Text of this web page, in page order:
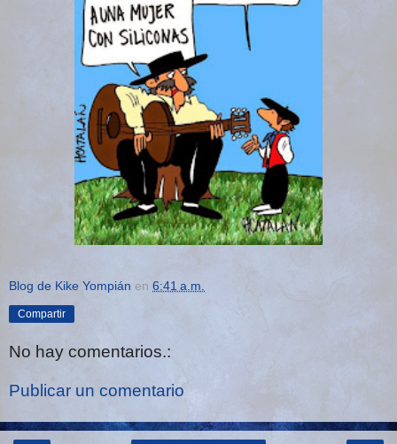
Blog de Kike Yompián en 6:41 a.m.
Compartir
No hay comentarios.:
Publicar un comentario